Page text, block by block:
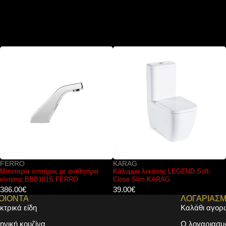
KARAG
Κάλυμμα λεκάνης LEGEND Soft-
Close Slim KARAG
39.00€
FERRO
Μπαταρία νιπτήρος εντοιχισμού
VASTO BVA3 FERRO
51.00€
είδη
κουζίνα
Καλάθι
Ο